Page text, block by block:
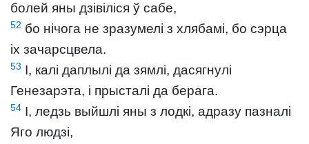
болей яны дзівіліся ў сабе,
52 бо нічога не зразумелі з хлябамі, бо сэрца
іх зачарсцвела.
53 І, калі даплылі да зямлі, дасягнулі
Генезарэта, і прысталі да берага.
54 І, ледзь выйшлі яны з лодкі, адразу пазналі
Яго людзі,